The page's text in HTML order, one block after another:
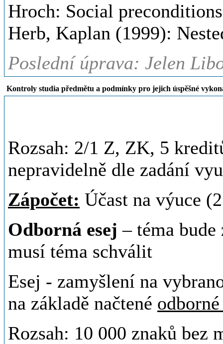
Hroch: Social
Herb, Kaplan (1999):
Poslední úprava: Jelen
Kontroly studia předmětu a podmínky pro jejich úspěšné
Rozsah: 2/1 Z, ZK, 5
nepravidelně dle zadání
Zápočet: Účast na výuce
Odborná esej – téma
musí téma schválit
Esej - zamyšlení na
na základě načtené
Rozsah: 10 000 znaků bez